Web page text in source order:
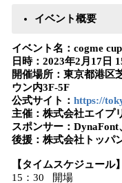
イベント概要
イベント名：cogme
日時：2023年2月17日
開催場所：東京都港区
ウン内3F-5F
公式サイト： https://
主催：株式会社エイプ
スポンサー：
後援：株式会社トッパ
【タイムスケジュール】
15：30 開場